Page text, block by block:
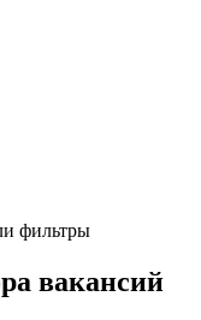
фильтры
вакансий